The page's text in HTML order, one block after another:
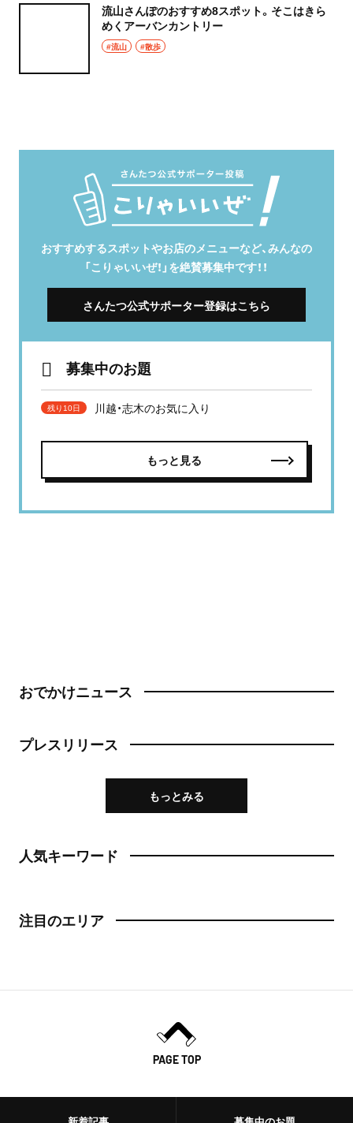
流山さんぽのおすすめ8スポット。そこはきら
めくアーバンカントリー
#流山 #散歩
おすすめするスポットやお店のメニューなど、みんなの
「こりゃいいぜ！」を絶賛募集中です！！
さんたつ公式サポーター登録はこちら
募集中のお題
残り10日 川越・志木のお気に入り
もっと見る
おでかけニュース
プレスリリース
もっとみる
人気キーワード
注目のエリア
PAGE TOP